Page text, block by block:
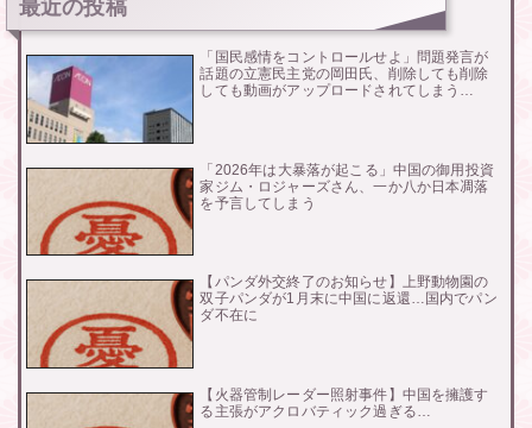
最近の投稿
「国民感情をコントロールせよ」問題発言が
話題の立憲民主党の岡田氏、削除しても削除
しても動画がアップロードされてしまう…
「2026年は大暴落が起こる」中国の御用投資
家ジム・ロジャーズさん、一か八か日本凋落
を予言してしまう
【パンダ外交終了のお知らせ】上野動物園の
双子パンダが1月末に中国に返還…国内でパン
ダ不在に
【火器管制レーダー照射事件】中国を擁護す
る主張がアクロバティック過ぎる…